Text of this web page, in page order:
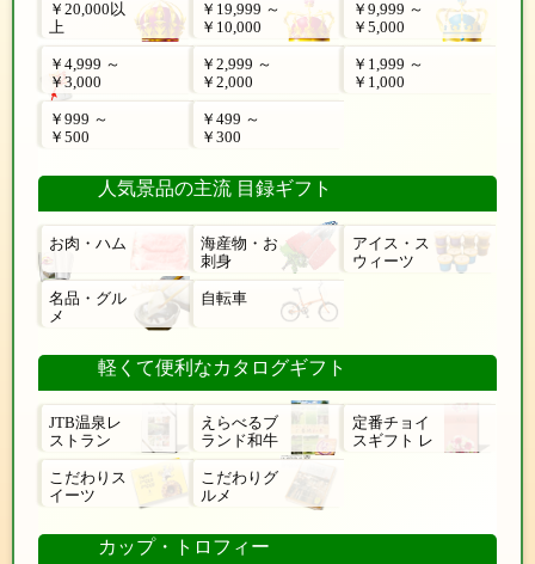
￥20,000以
上
￥19,999 ～
￥10,000
￥9,999 ～
￥5,000
￥4,999 ～
￥3,000
￥2,999 ～
￥2,000
￥1,999 ～
￥1,000
￥999 ～
￥500
￥499 ～
￥300
人気景品の主流 目録ギフト
お肉・ハム
海産物・お
刺身
アイス・ス
ウィーツ
名品・グル
メ
自転車
軽くて便利なカタログギフト
JTB温泉レ
ストラン
えらべるブ
ランド和牛
定番チョイ
スギフト レ
こだわりス
イーツ
こだわりグ
ルメ
カップ・トロフィー